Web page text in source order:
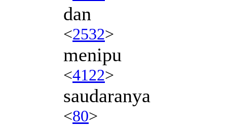
dan
<2532>
menipu
<4122>
saudaranya
<80>